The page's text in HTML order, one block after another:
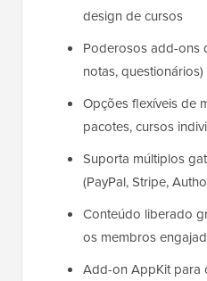
design de cursos
Poderosos add-ons
notas, questionários)
Opções flexíveis de
pacotes, cursos
Suporta múltiplos
(PayPal, Stripe,
Conteúdo liberado
os membros
Add-on AppKit para